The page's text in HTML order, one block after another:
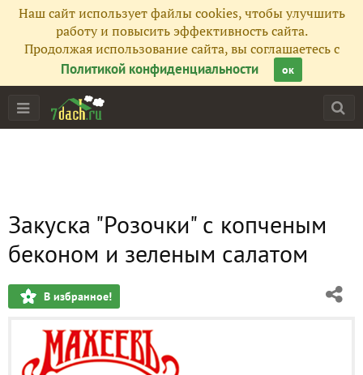
Наш сайт использует файлы cookies, чтобы улучшить
работу и повысить эффективность сайта.
Продолжая использование сайта, вы соглашаетесь с
Политикой конфиденциальности
ок
Закуска "Розочки" с копченым
беконом и зеленым салатом
В избранное!